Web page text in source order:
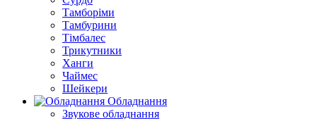
Тамборіми
Тамбурини
Тімбалес
Трикутники
Ханги
Чаймес
Шейкери
Обладнання
Звукове обладнання